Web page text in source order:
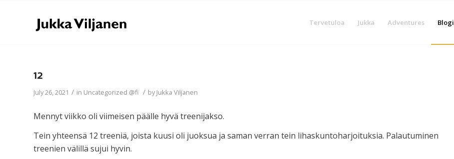
Tervetuloa Jukka Adventures Blogi
12
July 26, 2021 / in Uncategorized @fi / byJukka Viljanen
Mennyt viikko oli viimeisen päälle hyvä treenijakso.
Tein yhteensä 12 treeniä, joista kuusi oli juoksua ja saman verran tein lihaskuntoharjoituksia. Palautuminen
treenien välillä sujui hyvin.